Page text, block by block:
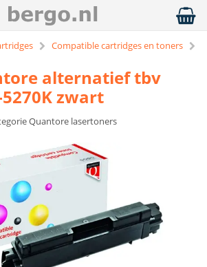
Compatible cartridges en toners
alternatief tbv
zwart
Quantore lasertoners